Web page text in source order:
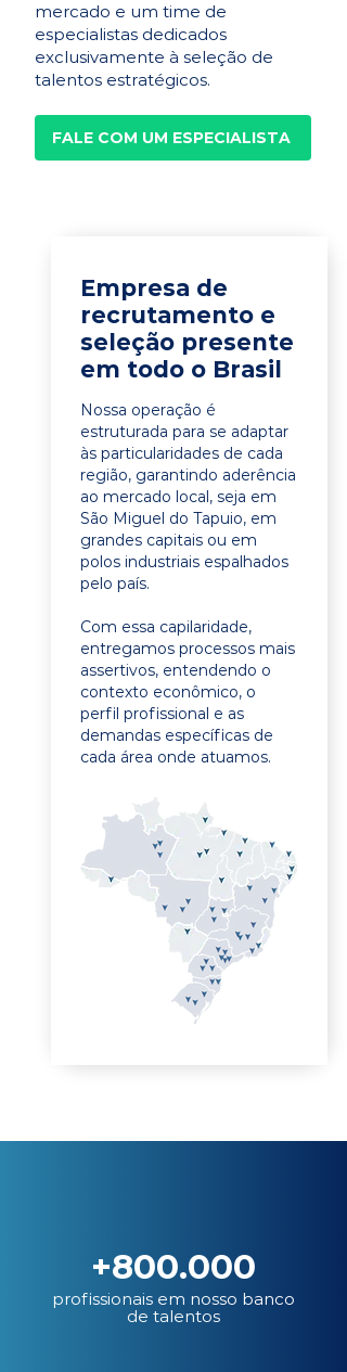
mercado e um time de
especialistas dedicados
exclusivamente à seleção de
talentos estratégicos.
FALE COM UM ESPECIALISTA
Empresa de
recrutamento e
seleção presente
em todo o Brasil
Nossa operação é
estruturada para se adaptar
às particularidades de cada
região, garantindo aderência
ao mercado local, seja em
São Miguel do Tapuio, em
grandes capitais ou em
polos industriais espalhados
pelo país.
Com essa capilaridade,
entregamos processos mais
assertivos, entendendo o
contexto econômico, o
perfil profissional e as
demandas específicas de
cada área onde atuamos.
+800.000
profissionais em nosso banco
de talentos